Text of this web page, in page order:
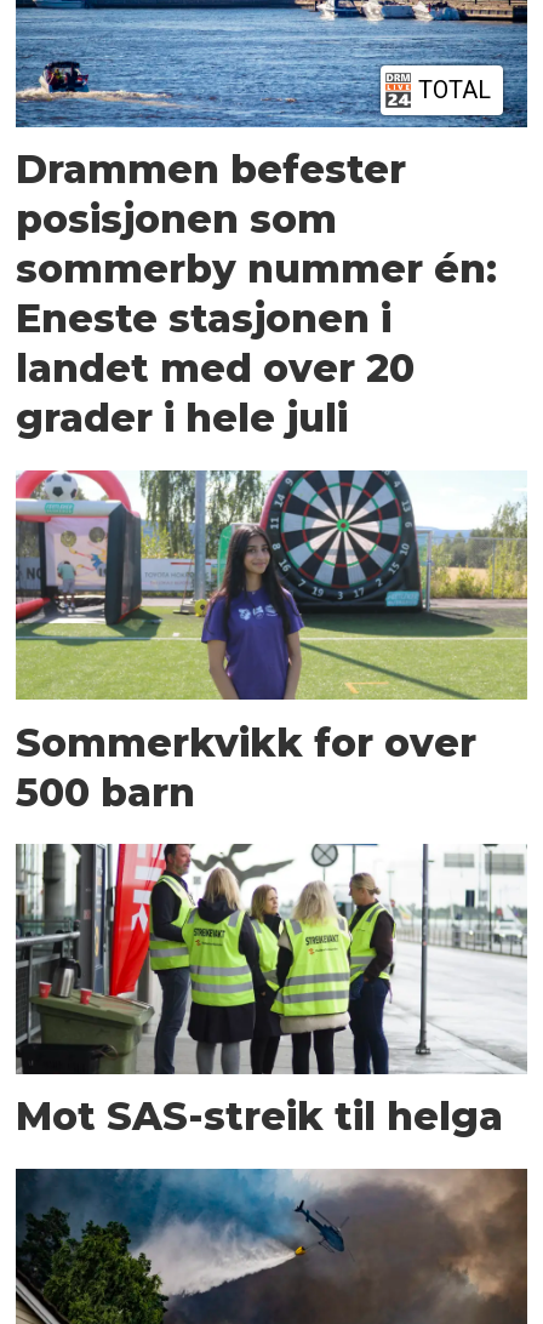
TOTAL
Drammen befester
posisjonen som
sommerby nummer én:
Eneste stasjonen i
landet med over 20
grader i hele juli
Sommerkvikk for over
500 barn
Mot SAS-streik til helga